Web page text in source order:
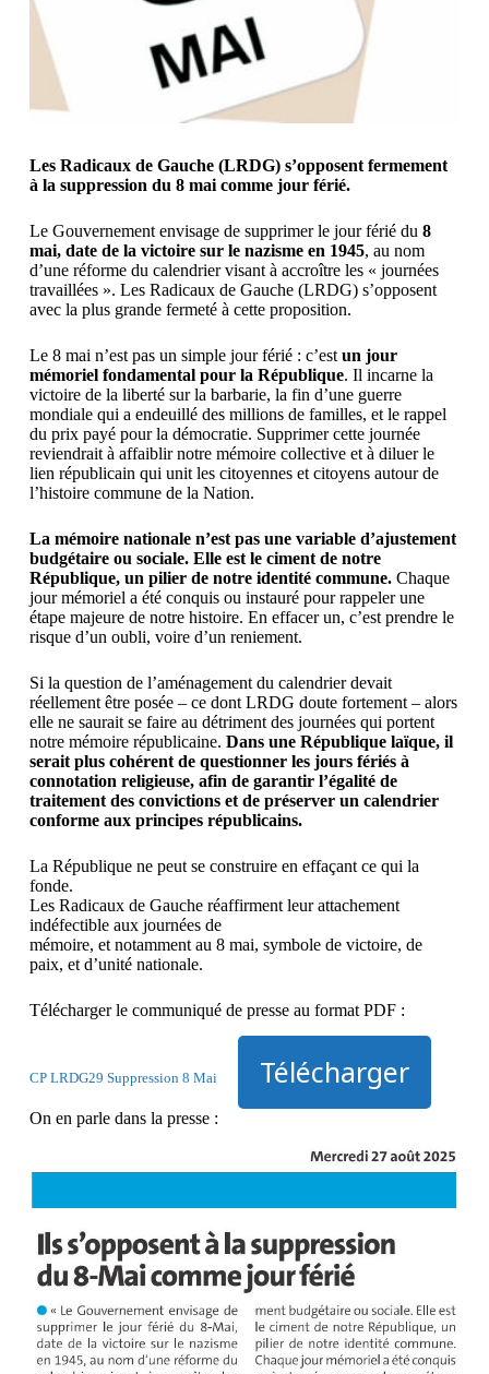
Les Radicaux de Gauche (LRDG) s’opposent fermement
à la suppression du 8 mai comme jour férié.
Le Gouvernement envisage de supprimer le jour férié du 8
mai, date de la victoire sur le nazisme en 1945, au nom
d’une réforme du calendrier visant à accroître les « journées
travaillées ». Les Radicaux de Gauche (LRDG) s’opposent
avec la plus grande fermeté à cette proposition.
Le 8 mai n’est pas un simple jour férié : c’est un jour
mémoriel fondamental pour la République. Il incarne la
victoire de la liberté sur la barbarie, la fin d’une guerre
mondiale qui a endeuillé des millions de familles, et le rappel
du prix payé pour la démocratie. Supprimer cette journée
reviendrait à affaiblir notre mémoire collective et à diluer le
lien républicain qui unit les citoyennes et citoyens autour de
l’histoire commune de la Nation.
La mémoire nationale n’est pas une variable d’ajustement
budgétaire ou sociale. Elle est le ciment de notre
République, un pilier de notre identité commune.Chaque
jour mémoriel a été conquis ou instauré pour rappeler une
étape majeure de notre histoire. En effacer un, c’est prendre le
risque d’un oubli, voire d’un reniement.
Si la question de l’aménagement du calendrier devait
réellement être posée – ce dont LRDG doute fortement – alors
elle ne saurait se faire au détriment des journées qui portent
notre mémoire républicaine. Dans une République laïque, il
serait plus cohérent de questionner les jours fériés à
connotation religieuse, afin de garantir l’égalité de
traitement des convictions et de préserver un calendrier
conforme aux principes républicains.
La République ne peut se construire en effaçant ce qui la
fonde.
Les Radicaux de Gauche réaffirment leur attachement
indéfectible aux journées de
mémoire, et notamment au 8 mai, symbole de victoire, de
paix, et d’unité nationale.
Télécharger le communiqué de presse au format PDF :
CP LRDG29 Suppression 8 Mai Télécharger
On en parle dans la presse :